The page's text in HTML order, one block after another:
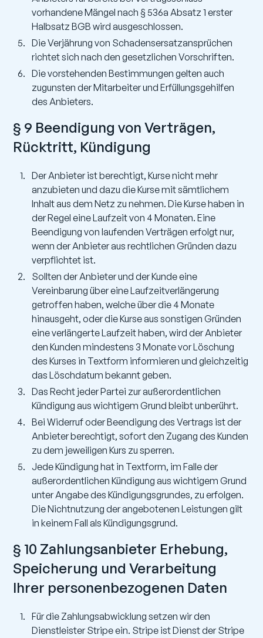
vorhandene Mängel nach § 536a Absatz 1 erster
Halbsatz BGB wird ausgeschlossen.
Die Verjährung von Schadensersatzansprüchen
richtet sich nach den gesetzlichen Vorschriften.
Die vorstehenden Bestimmungen gelten auch
zugunsten der Mitarbeiter und Erfüllungsgehilfen
des Anbieters.
§ 9 Beendigung von Verträgen,
Rücktritt, Kündigung
Der Anbieter ist berechtigt, Kurse nicht mehr
anzubieten und dazu die Kurse mit sämtlichem
Inhalt aus dem Netz zu nehmen. Die Kurse haben in
der Regel eine Laufzeit von 4 Monaten. Eine
Beendigung von laufenden Verträgen erfolgt nur,
wenn der Anbieter aus rechtlichen Gründen dazu
verpflichtet ist.
Sollten der Anbieter und der Kunde eine
Vereinbarung über eine Laufzeitverlängerung
getroffen haben, welche über die 4 Monate
hinausgeht, oder die Kurse aus sonstigen Gründen
eine verlängerte Laufzeit haben, wird der Anbieter
den Kunden mindestens 3 Monate vor Löschung
des Kurses in Textform informieren und gleichzeitig
das Löschdatum bekannt geben.
Das Recht jeder Partei zur außerordentlichen
Kündigung aus wichtigem Grund bleibt unberührt.
Bei Widerruf oder Beendigung des Vertrags ist der
Anbieter berechtigt, sofort den Zugang des Kunden
zu dem jeweiligen Kurs zu sperren.
Jede Kündigung hat in Textform, im Falle der
außerordentlichen Kündigung aus wichtigem Grund
unter Angabe des Kündigungsgrundes, zu erfolgen.
Die Nichtnutzung der angebotenen Leistungen gilt
in keinem Fall als Kündigungsgrund.
§ 10 Zahlungsanbieter Erhebung,
Speicherung und Verarbeitung
Ihrer personenbezogenen Daten
Für die Zahlungsabwicklung setzen wir den
Dienstleister Stripe ein. Stripe ist Dienst der Stripe